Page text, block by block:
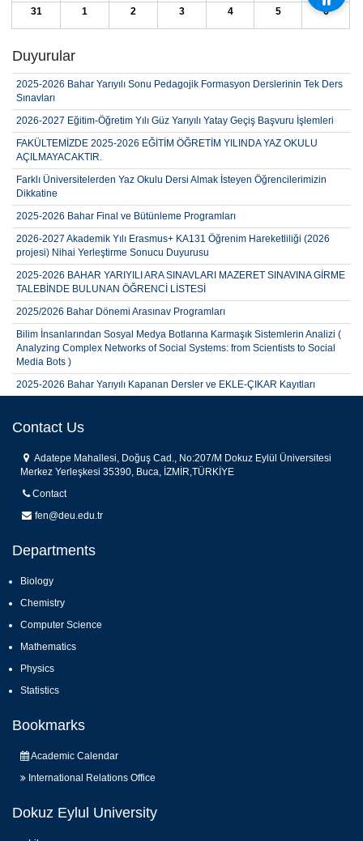
31 1 2 3 4 5 6
Duyurular
2025-2026 Bahar Yarıyılı Sonu Pedagojik Formasyon Derslerinin Tek Ders
Sınavları
2026-2027 Eğitim-Öğretim Yılı Güz Yarıyılı Yatay Geçiş Başvuru İşlemleri
FAKÜLTEMİZDE 2025-2026 EĞİTİM ÖĞRETİM YILINDA YAZ OKULU
AÇILMAYACAKTIR.
Farklı Üniversitelerden Yaz Okulu Dersi Almak İsteyen Öğrencilerimizin
Dikkatine
2025-2026 Bahar Final ve Bütünleme Programları
2026-2027 Akademik Yılı Erasmus+ KA131 Öğrenim Hareketliliği (2026
projesi) Nihai Yerleştirme Sonucu Duyurusu
2025-2026 BAHAR YARIYILI ARA SINAVLARI MAZERET SINAVINA GİRME
TALEBİNDE BULUNAN ÖĞRENCİ LİSTESİ
2025/2026 Bahar Dönemi Arasınav Programları
Bilim İnsanlarından Sosyal Medya Botlarına Karmaşık Sistemlerin Analizi (
Analyzing Complex Networks of Social Systems: from Scientists to Social
Media Bots )
2025-2026 Bahar Yarıyılı Kapanan Dersler ve EKLE-ÇIKAR Kayıtları
Başvuru Sonuçları
Contact Us
Adatepe Mahallesi, Doğuş Cad., No:207/M Dokuz Eylül Üniversitesi
Merkez Yerleşkesi 35390, Buca, İZMİR,TÜRKİYE
Contact
fen@deu.edu.tr
Departments
Biology
Chemistry
Computer Science
Mathematics
Physics
Statistics
Bookmarks
Academic Calendar
International Relations Office
Dokuz Eylul University